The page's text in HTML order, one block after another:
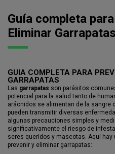
Guía completa
Eliminar Garrapatas
GUIA COMPLETA PARA
GARRAPATAS
Las garrapatas son parásitos
potencial para la salud tanto de
arácnidos se alimentan de la sangre
pueden transmitir diversas
algunas precauciones simples y
significativamente el riesgo de
seres queridos y mascotas. Aquí
prevenir y eliminar garrapatas: